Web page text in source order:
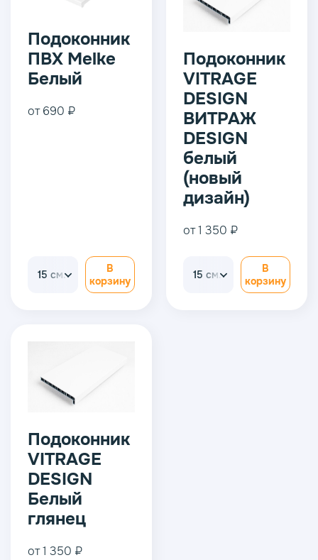
Подоконник
ПВХ Melke
Белый
от 690 ₽
15 см.
В
корзину
Подоконник
VITRAGE
DESIGN
ВИТРАЖ
DESIGN
белый
(новый
дизайн)
от 1 350 ₽
15 см.
В
корзину
Подоконник
VITRAGE
DESIGN
Белый
глянец
от 1 350 ₽